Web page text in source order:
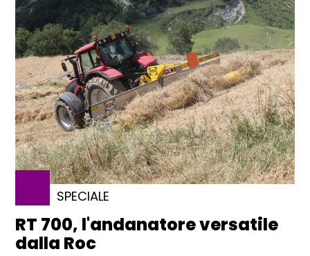
SPECIALE
RT 700, l'andanatore versatile
dalla Roc